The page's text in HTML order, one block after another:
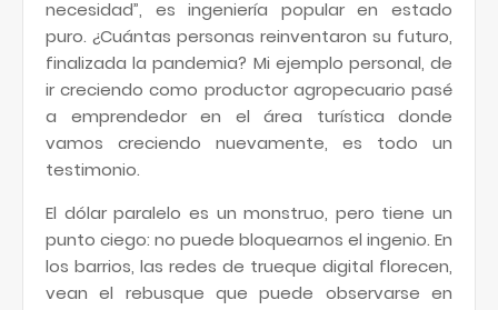
necesidad”, es ingeniería popular en estado
puro. ¿Cuántas personas reinventaron su futuro,
finalizada la pandemia? Mi ejemplo personal, de
ir creciendo como productor agropecuario pasé
a emprendedor en el área turística donde
vamos creciendo nuevamente, es todo un
testimonio.
El dólar paralelo es un monstruo, pero tiene un
punto ciego: no puede bloquearnos el ingenio. En
los barrios, las redes de trueque digital florecen,
vean el rebusque que puede observarse en